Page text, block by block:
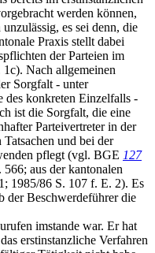
werden können,
es sei denn, die
Praxis stellt dabei
der Parteien im
Nach allgemeinen
Sorgfalt - unter
des konkreten Einzelfalls -
ist die Sorgfalt, die eine
Parteivertreter in der
und bei der
pflegt (vgl. BGE 127
566; aus der kantonalen
1985/86 S. 107 f. E. 2). Es
der Beschwerdeführer die
imstande war. Er hat
erstinstanzliche Verfahren